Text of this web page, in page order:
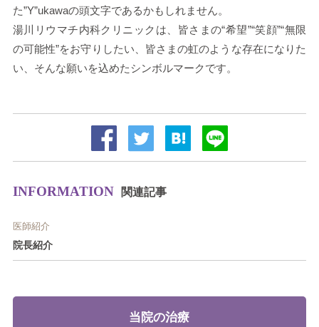
た”Y”ukawaの頭文字であるかもしれません。
湯川リウマチ内科クリニックは、皆さまの“希望”“笑顔”“無限
の可能性”をお守りしたい、皆さまの虹のような存在になりた
い、そんな願いを込めたシンボルマークです。
INFORMATION 関連記事
医師紹介
院長紹介
当院の治療